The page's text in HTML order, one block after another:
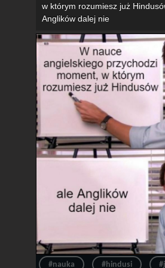
w którym rozumiesz już
Anglików dalej nie
#nauka #hindusi